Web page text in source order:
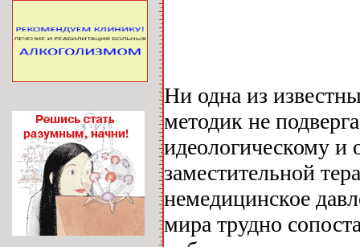
Ни одна из
методик не
идеологическому и
заместительной
немедицинское
мира трудно